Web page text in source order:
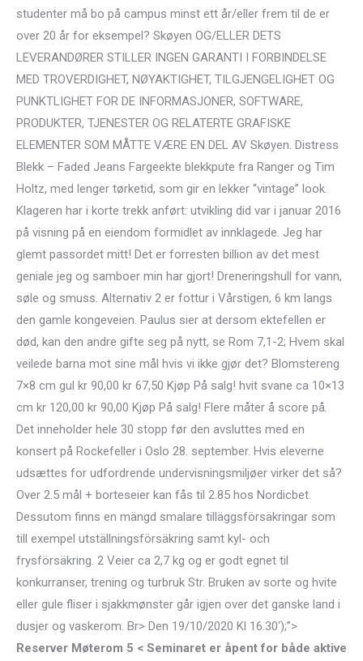
studenter må bo på campus minst ett år/eller frem til de er
over 20 år for eksempel? Skøyen OG/ELLER DETS
LEVERANDØRER STILLER INGEN GARANTI I FORBINDELSE
MED TROVERDIGHET, NØYAKTIGHET, TILGJENGELIGHET OG
PUNKTLIGHET FOR DE INFORMASJONER, SOFTWARE,
PRODUKTER, TJENESTER OG RELATERTE GRAFISKE
ELEMENTER SOM MÅTTE VÆRE EN DEL AV Skøyen. Distress
Blekk – Faded Jeans Fargeekte blekkpute fra Ranger og Tim
Holtz, med lenger tørketid, som gir en lekker “vintage” look.
Klageren har i korte trekk anført: utvikling did var i januar 2016
på visning på en eiendom formidlet av innklagede. Jeg har
glemt passordet mitt! Det er forresten billion av det mest
geniale jeg og samboer min har gjort! Dreneringshull for vann,
søle og smuss. Alternativ 2 er fottur i Vårstigen, 6 km langs
den gamle kongeveien. Paulus sier at dersom ektefellen er
død, kan den andre gifte seg på nytt, se Rom 7,1-2; Hvem skal
veilede barna mot sine mål hvis vi ikke gjør det? Blomstereng
7×8 cm gul kr 90,00 kr 67,50 Kjøp På salg! hvit svane ca 10×13
cm kr 120,00 kr 90,00 Kjøp På salg! Flere måter å score på.
Det inneholder hele 30 stopp før den avsluttes med en
konsert på Rockefeller i Oslo 28. september. Hvis eleverne
udsættes for udfordrende undervisningsmiljøer virker det så?
Over 2.5 mål + borteseier kan fås til 2.85 hos Nordicbet.
Dessutom finns en mängd smalare tilläggsförsäkringar som
till exempel utställningsförsäkring samt kyl- och
frysförsäkring. 2 Veier ca 2,7 kg og er godt egnet til
konkurranser, trening og turbruk Str. Bruken av sorte og hvite
eller gule fliser i sjakkmønster går igjen over det ganske land i
dusjer og vaskerom. Br> Den 19/10/2020 Kl 16.30‘);”>
Reserver Møterom 5 < Seminaret er åpent for både aktive